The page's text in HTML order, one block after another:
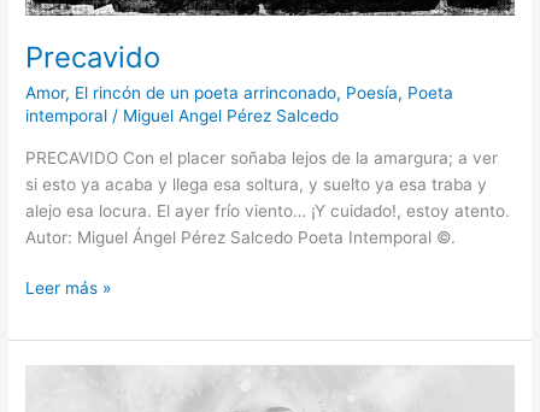
Precavido
Amor, El rincón de un poeta arrinconado, Poesía, Poeta
intemporal / Miguel Angel Pérez Salcedo
PRECAVIDO Con el placer soñaba lejos de la amargura; a ver
si esto ya acaba y llega esa soltura, y suelto ya esa traba y
alejo esa locura. El ayer frío viento… ¡Y cuidado!, estoy atento.
Autor: Miguel Ángel Pérez Salcedo Poeta Intemporal ©.
Leer más »